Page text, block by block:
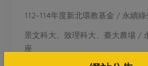
112-114年度新北環教基金 / 永續
景文科大、致理科大、臺大農場 /
座